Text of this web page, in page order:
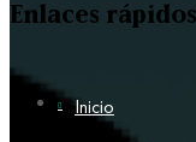
Enlaces rápidos
Inicio